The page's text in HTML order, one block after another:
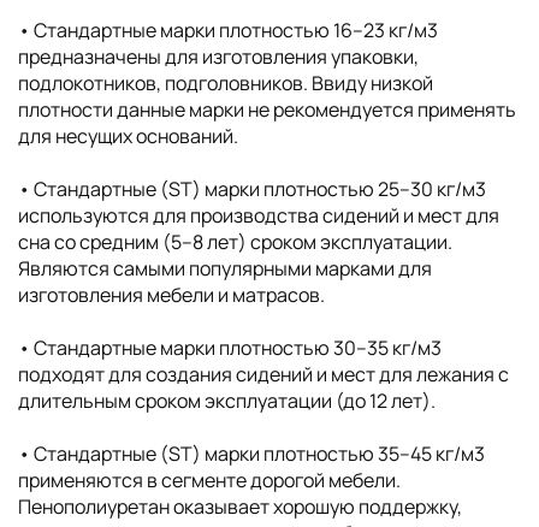
• Cтандартные марки плотностью 16–23 кг/м3
предназначены для изготовления упаковки,
подлокотников, подголовников. Ввиду низкой
плотности данные марки не рекомендуется применять
для несущих оснований.
• Стандартные (ST) марки плотностью 25–30 кг/м3
используются для производства сидений и мест для
сна со средним (5–8 лет) сроком эксплуатации.
Являются самыми популярными марками для
изготовления мебели и матрасов.
• Стандартные марки плотностью 30–35 кг/м3
подходят для создания сидений и мест для лежания с
длительным сроком эксплуатации (до 12 лет).
• Стандартные (ST) марки плотностью 35–45 кг/м3
применяются в сегменте дорогой мебели.
Пенополиуретан оказывает хорошую поддержку,